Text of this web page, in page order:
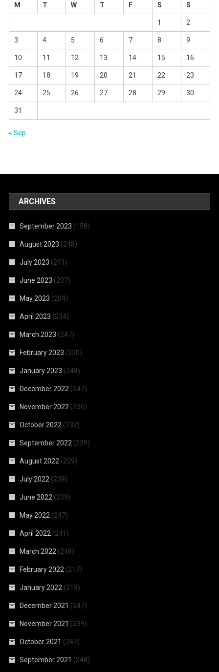
M
T W T F S S
1 2
3 4 5 6 7 8 9
10 11 12 13 14 15 16
17 18 19 20 21 22 23
24 25 26 27 28 29 30
31
« Sep
ARCHIVES
September 2023 (158)
August 2023 (248)
July 2023 (241)
June 2023 (207)
May 2023 (204)
April 2023 (234)
March 2023 (247)
February 2023 (220)
January 2023 (248)
December 2022 (247)
November 2022 (236)
October 2022 (232)
September 2022 (239)
August 2022 (229)
July 2022 (238)
June 2022 (239)
May 2022 (247)
April 2022 (241)
March 2022 (248)
February 2022 (217)
January 2022 (219)
December 2021 (247)
November 2021 (239)
October 2021 (247)
September 2021 (248)